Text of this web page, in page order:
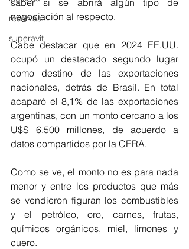
reservas
superavit
negociación al respecto.
Cabe destacar que en 2024 EE.UU.
ocupó un destacado segundo lugar
como destino de las exportaciones
nacionales, detrás de Brasil. En total
acaparó el 8,1% de las exportaciones
argentinas, con un monto cercano a los
U$S 6.500 millones, de acuerdo a
datos compartidos por la CERA.
Como se ve, el monto no es para nada
menor y entre los productos que más
se vendieron figuran los combustibles
y el petróleo, oro, carnes, frutas,
químicos orgánicos, miel, limones y
cuero.